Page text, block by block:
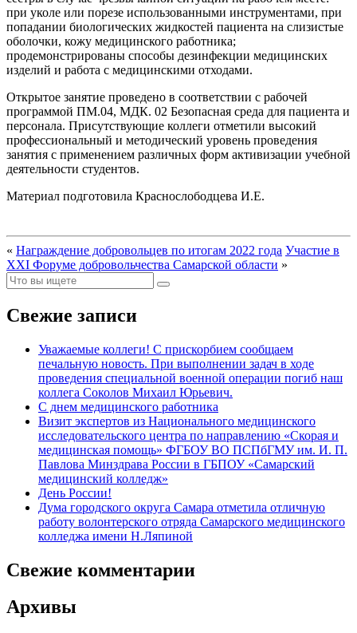
при уколе или порезе использованными инструментами, при
попадании биологических жидкостей пациента на слизистые
оболочки, кожу медицинского работника;
продемонстрированы способы дезинфекции медицинских
изделий и работа с медицинскими отходами.
Открытое занятие проведено в соответствии с рабочей
программой ПМ.04, МДК. 02 Безопасная среда для пациента и
персонала. Присутствующие коллеги отметили высокий
профессиональный и методический уровень проведения
занятия с применением различных форм активизации учебной
деятельности студентов.
Материал подготовила Краснослободцева И.Е.
« Награждение добровольцев по итогам 2022 года Участие в
XXI Форуме добровольчества Самарской области »
Свежие записи
Уважаемые коллеги! С прискорбием сообщаем
печальную новость. При выполнении задач в ходе
проведения специальной военной операции погиб наш
коллега Соколов Михаил Юрьевич.
С днем медицинского работника
Визит экспертов из Национального медицинского
исследовательского центра по направлению «Скорая и
медицинская помощь» ФГБОУ ВО ПСПбГМУ им. И. П.
Павлова Минздрава России в ГБПОУ «Самарский
медицинский колледж»
День России!
Дума городского округа Самара отметила отличную
работу волонтерского отряда Самарского медицинского
колледжа имени Н.Ляпиной
Свежие комментарии
Архивы